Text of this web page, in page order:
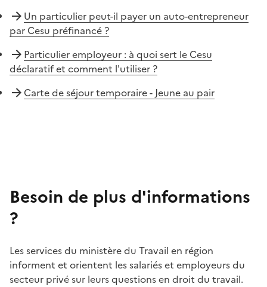
Un particulier peut-il payer un auto-entrepreneur
par Cesu préfinancé ?
Particulier employeur : à quoi sert le Cesu
déclaratif et comment l'utiliser ?
Carte de séjour temporaire - Jeune au pair
Besoin de plus d'informations
?
Les services du ministère du Travail en région
informent et orientent les salariés et employeurs du
secteur privé sur leurs questions en droit du travail.